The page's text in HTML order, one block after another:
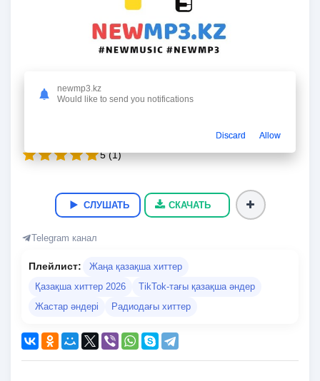
Жандос Каржаубай
5(1)
СЛУШАТЬ СКАЧАТЬ
Telegram канал
Плейлист:
Жаңа қазақша хиттер
Қазақша хиттер 2026
TikTok-тағы қазақша әндер
Жастар әндері
Радиодағы хиттер
newmp3.kz
Would like to send you notifications
Discard Allow